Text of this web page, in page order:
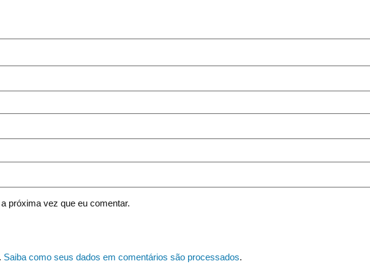
próxima vez que eu comentar.
Saiba como seus dados em comentários são processados.